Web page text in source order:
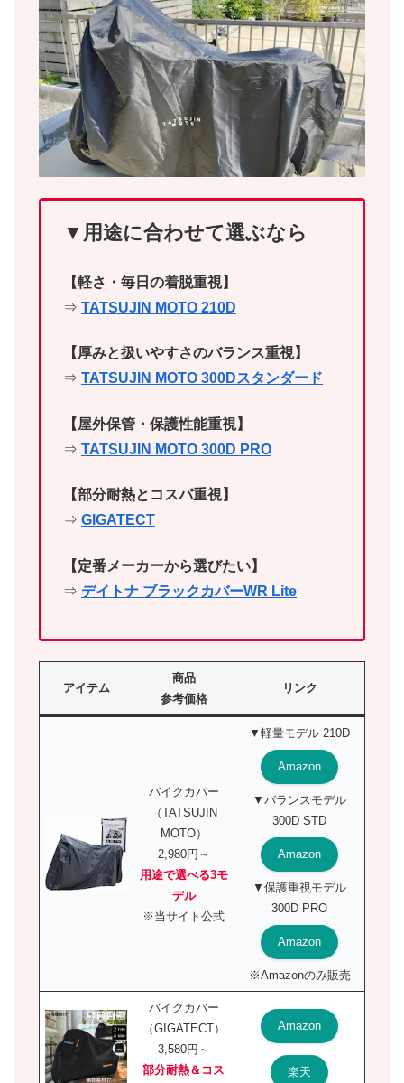
▼用途に合わせて選ぶなら
【軽さ・毎日の着脱重視】
⇒ TATSUJIN MOTO 210D
【厚みと扱いやすさのバランス重視】
⇒ TATSUJIN MOTO 300Dスタンダード
【屋外保管・保護性能重視】
⇒ TATSUJIN MOTO 300D PRO
【部分耐熱とコスパ重視】
⇒ GIGATECT
【定番メーカーから選びたい】
⇒ デイトナ ブラックカバーWR Lite
アイテム
商品
参考価格
リンク
バイクカバー
（TATSUJIN
MOTO）
2,980円～
用途で選べる3モ
デル
※当サイト公式
▼軽量モデル 210D
Amazon
▼バランスモデル
300D STD
Amazon
▼保護重視モデル
300D PRO
Amazon
※Amazonのみ販売
バイクカバー
（GIGATECT）
3,580円～
部分耐熱＆コス
Amazon
楽天